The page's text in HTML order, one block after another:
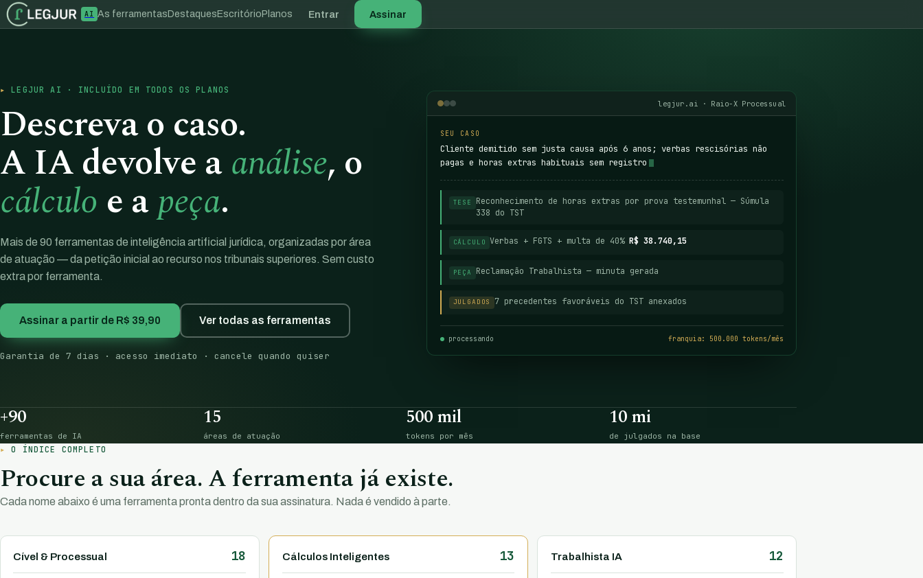
AI As ferramentasDestaquesEscritórioPlanos Entrar Assinar
LEGJUR AI · INCLUÍDO EM TODOS OS PLANOS
Descreva o caso.
A IA devolve aanálise, o
cálculo e apeça.
Mais de 90 ferramentas de inteligência artificial jurídica, organizadas por área
de atuação — da petição inicial ao recurso nos tribunais superiores. Sem custo
extra por ferramenta.
Assinar a partir de R$ 39,90 Ver todas as ferramentas
Garantia de 7 dias · acesso imediato · cancele quando quiser
legjur.ai · Raio-X Processual
SEU CASO
Cliente demitido sem justa causa após 6 anos; verbas rescisórias não
pagas e horas extras habituais sem registro
TESE
Reconhecimento de horas extras por prova testemunhal — Súmula
338 do TST
CÁLCULO Verbas + FGTS + multa de 40%R$ 38.740,15
PEÇA Reclamação Trabalhista — minuta gerada
JULGADOS 7 precedentes favoráveis do TST anexados
processando franquia: 500.000 tokens/mês
+90
ferramentas de IA
15
áreas de atuação
500 mil
tokens por mês
10 mi
de julgados na base
O ÍNDICE COMPLETO
Procure a sua área. A ferramenta já existe.
Cada nome abaixo é uma ferramenta pronta dentro da sua assinatura. Nada é vendido à parte.
Cível & Processual 18 Cálculos Inteligentes 13 Trabalhista IA 12